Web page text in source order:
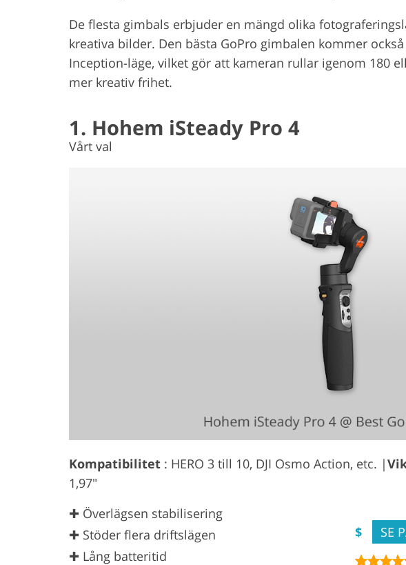
De flesta gimbals erbjuder en mängd olika
kreativa bilder. Den bästa GoPro gimbalen kommer
Inception-läge, vilket gör att kameran rullar igenom 180
mer kreativ frihet.
1. Hohem iSteady Pro 4
Vårt val
Kompatibilitet : HERO 3 till 10, DJI Osmo Action, etc. |
1,97"
✚ Överlägsen stabilisering
✚ Stöder flera driftslägen
✚ Lång batteritid
$
SE